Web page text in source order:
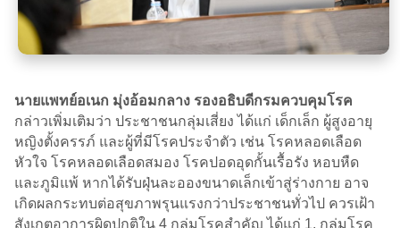
นายแพทย์อเนก มุ่งอ้อมกลาง รองอธิบดีกรมควบคุมโรค
กล่าวเพิ่มเติมว่า ประชาชนกลุ่มเสี่ยง ได้แก่ เด็กเล็ก ผู้สูงอายุ
หญิงตั้งครรภ์ และผู้ที่มีโรคประจำตัว เช่น โรคหลอดเลือด
หัวใจ โรคหลอดเลือดสมอง โรคปอดอุดกั้นเรื้อรัง หอบหืด
และภูมิแพ้ หากได้รับฝุ่นละอองขนาดเล็กเข้าสู่ร่างกาย อาจ
เกิดผลกระทบต่อสุขภาพรุนแรงกว่าประชาชนทั่วไป ควรเฝ้า
สังเกตอาการผิดปกติใน 4 กลุ่มโรคสำคัญ ได้แก่ 1. กลุ่มโรค